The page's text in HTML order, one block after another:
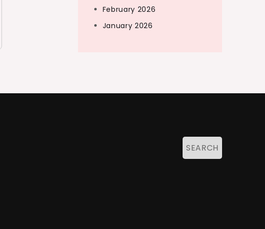
February 2026
January 2026